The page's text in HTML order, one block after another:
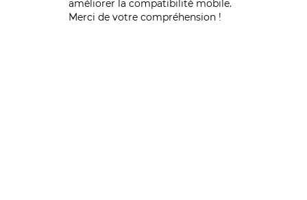
améliorer la compatibilité mobile.
Merci de votre compréhension !